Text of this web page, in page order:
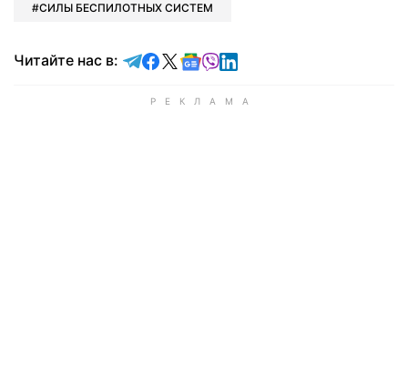
СИЛЫ БЕСПИЛОТНЫХ СИСТЕМ
Читайте нас в: Читайте в Telegram
Читайте в Facebook
Читайте в X
Читайте в Google news
Читайте в Viber
Читайте в LinkedIn